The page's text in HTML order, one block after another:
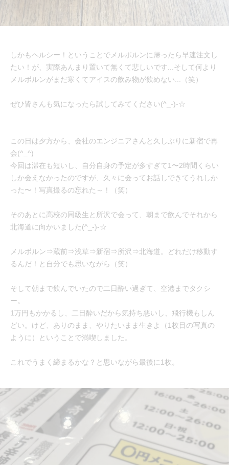
しかもヘルシー！ということでメルボルンに帰ったら早速注文し
たい！が、実際あんまり置いて無くて悲しいです...そして何より
メルボルンがまだ寒くてアイスの飲み物が飲めない...（笑）
ぜひ皆さんも気になったら試してみてください(^_-)-☆
この日は夕方から、会社のエンジニアさんと久しぶりに新宿で再
会(^_^)
今回は滞在も短いし、自分自身の予定が多すぎて1〜2時間くらい
しか会えなかったのですが、久々に会ってお話しできてうれしか
った〜！写真撮るの忘れた～！（笑）
そのあとに高校の同級生と所沢で会って、朝まで飲んでそれから
北海道に向かいました(^_-)-☆
メルボルン⇒蔵前⇒浅草⇒新宿⇒所沢⇒北海道。どれだけ移動す
るんだ！と自分でも思いながら（笑）
そして朝まで飲んでいたので二日酔い過ぎて、空港までタクシ
ー。
1万円もかかるし、二日酔いだから気持ち悪いし、飛行機もしん
どい。けど、ありのまま、やりたいまま生きよ（1枚目の写真の
ように）ということで満喫しました。
これでうまく締まるかな？と思いながら最後に1枚。